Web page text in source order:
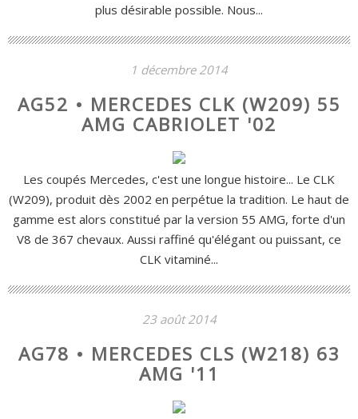
plus désirable possible. Nous...
1 décembre 2014
AG52 • MERCEDES CLK (W209) 55
AMG CABRIOLET '02
Les coupés Mercedes, c'est une longue histoire... Le CLK
(W209), produit dès 2002 en perpétue la tradition. Le haut de
gamme est alors constitué par la version 55 AMG, forte d'un
V8 de 367 chevaux. Aussi raffiné qu'élégant ou puissant, ce
CLK vitaminé...
23 août 2014
AG78 • MERCEDES CLS (W218) 63
AMG '11